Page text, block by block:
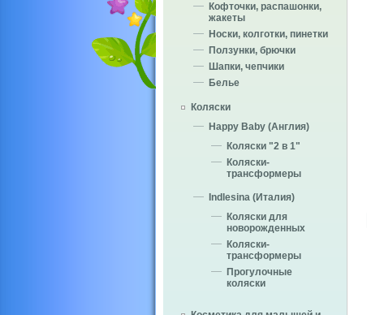
Кофточки, распашонки,
жакеты
Носки, колготки, пинетки
Ползунки, брючки
Шапки, чепчики
Белье
Коляски
Happy Baby (Англия)
Коляски "2 в 1"
Коляски-
трансформеры
Indlesina (Италия)
Коляски для
новорожденных
Коляски-
трансформеры
Прогулочные
коляски